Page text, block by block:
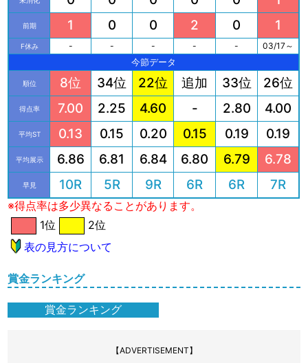
前期 1 0 0 2 0 1
F休み - - - - -
03/17～
今節データ
順位 8位 34位 22位 追加 33位 26位
得点率 7.00 2.25 4.60 - 2.80 4.00
平均ST 0.13 0.15 0.20 0.15 0.19 0.19
平均展示 6.86 6.81 6.84 6.80 6.79 6.78
早見 10R 5R 9R 6R 6R 7R
※得点率は多少異なることがあります。
1位
2位
表の見方について
賞金ランキング
賞金ランキング
【ADVERTISEMENT】